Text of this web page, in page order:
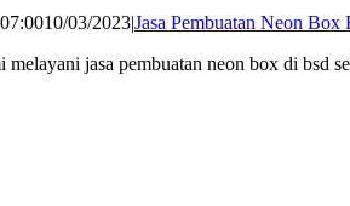
10/03/2023|Jasa Pembuatan Neon Box
jasa pembuatan neon box di bsd